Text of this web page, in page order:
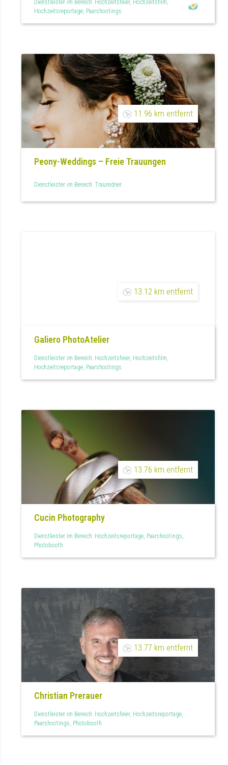
Dienstleister im Bereich: Hochzeitsfeier, Hochzeitsfilm,
Hochzeitsreportage, Paarshootings
11.96 km entfernt
Peony-Weddings – Freie Trauungen
Dienstleister im Bereich: Trauredner
13.12 km entfernt
Galiero PhotoAtelier
Dienstleister im Bereich: Hochzeitsfeier, Hochzeitsfilm,
Hochzeitsreportage, Paarshootings
13.76 km entfernt
Cucin Photography
Dienstleister im Bereich: Hochzeitsreportage, Paarshootings,
Photobooth
13.77 km entfernt
Christian Prerauer
Dienstleister im Bereich: Hochzeitsfeier, Hochzeitsreportage,
Paarshootings, Photobooth